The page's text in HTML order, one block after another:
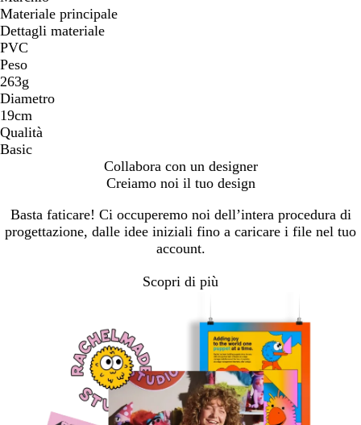
Materiale principale
Dettagli materiale
PVC
Peso
263g
Diametro
19cm
Qualità
Basic
Collabora con un designer
Creiamo noi il tuo design
Basta faticare! Ci occuperemo noi dell’intera procedura di
progettazione, dalle idee iniziali fino a caricare i file nel tuo
account.
Scopri di più